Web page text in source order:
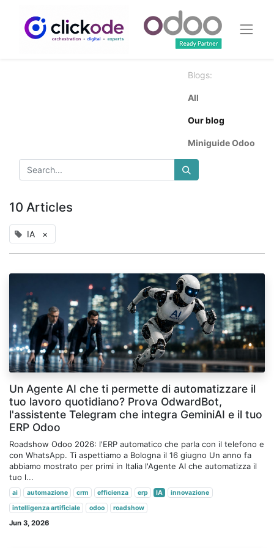
Blogs:
All
Our blog
Miniguide Odoo
10 Articles
IA ×
Un Agente AI che ti permette di automatizzare il
tuo lavoro quotidiano? Prova OdwardBot,
l'assistente Telegram che integra GeminiAI e il tuo
ERP Odoo
Roadshow Odoo 2026: l'ERP automatico che parla con il telefono e
con WhatsApp. Ti aspettiamo a Bologna il 16 giugno Un anno fa
abbiamo mostrato per primi in Italia l'Agente AI che automatizza il
tuo l...
ai automazione crm efficienza erp IA
innovazione
intelligenza artificiale
odoo roadshow
Jun 3, 2026